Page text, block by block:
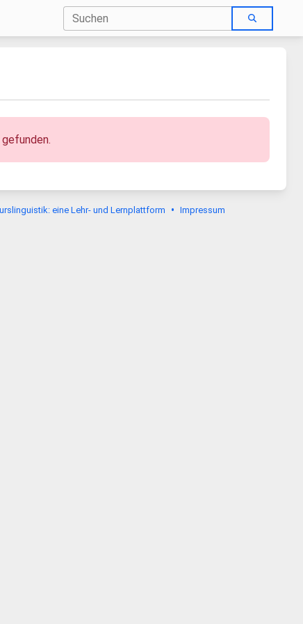
gefunden.
eine Lehr- und Lernplattform • Impressum